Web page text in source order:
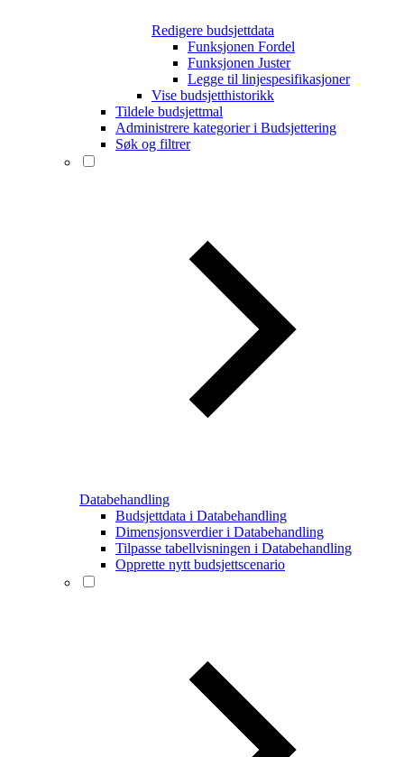
Redigere budsjettdata
Funksjonen Fordel
Funksjonen Juster
Legge til linjespesifikasjoner
Vise budsjetthistorikk
Tildele budsjettmal
Administrere kategorier i Budsjettering
Søk og filtrer
Databehandling
Budsjettdata i Databehandling
Dimensjonsverdier i Databehandling
Tilpasse tabellvisningen i Databehandling
Opprette nytt budsjettscenario